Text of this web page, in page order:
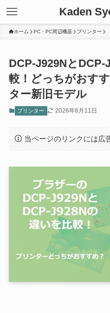
Kaden
ホーム PC・PC周辺機器 プリンター
DCP-J929NとDCP-
較！どっちがおす
ター新旧モデル
プリンター 2026年6月11日
当ページのリンクには広